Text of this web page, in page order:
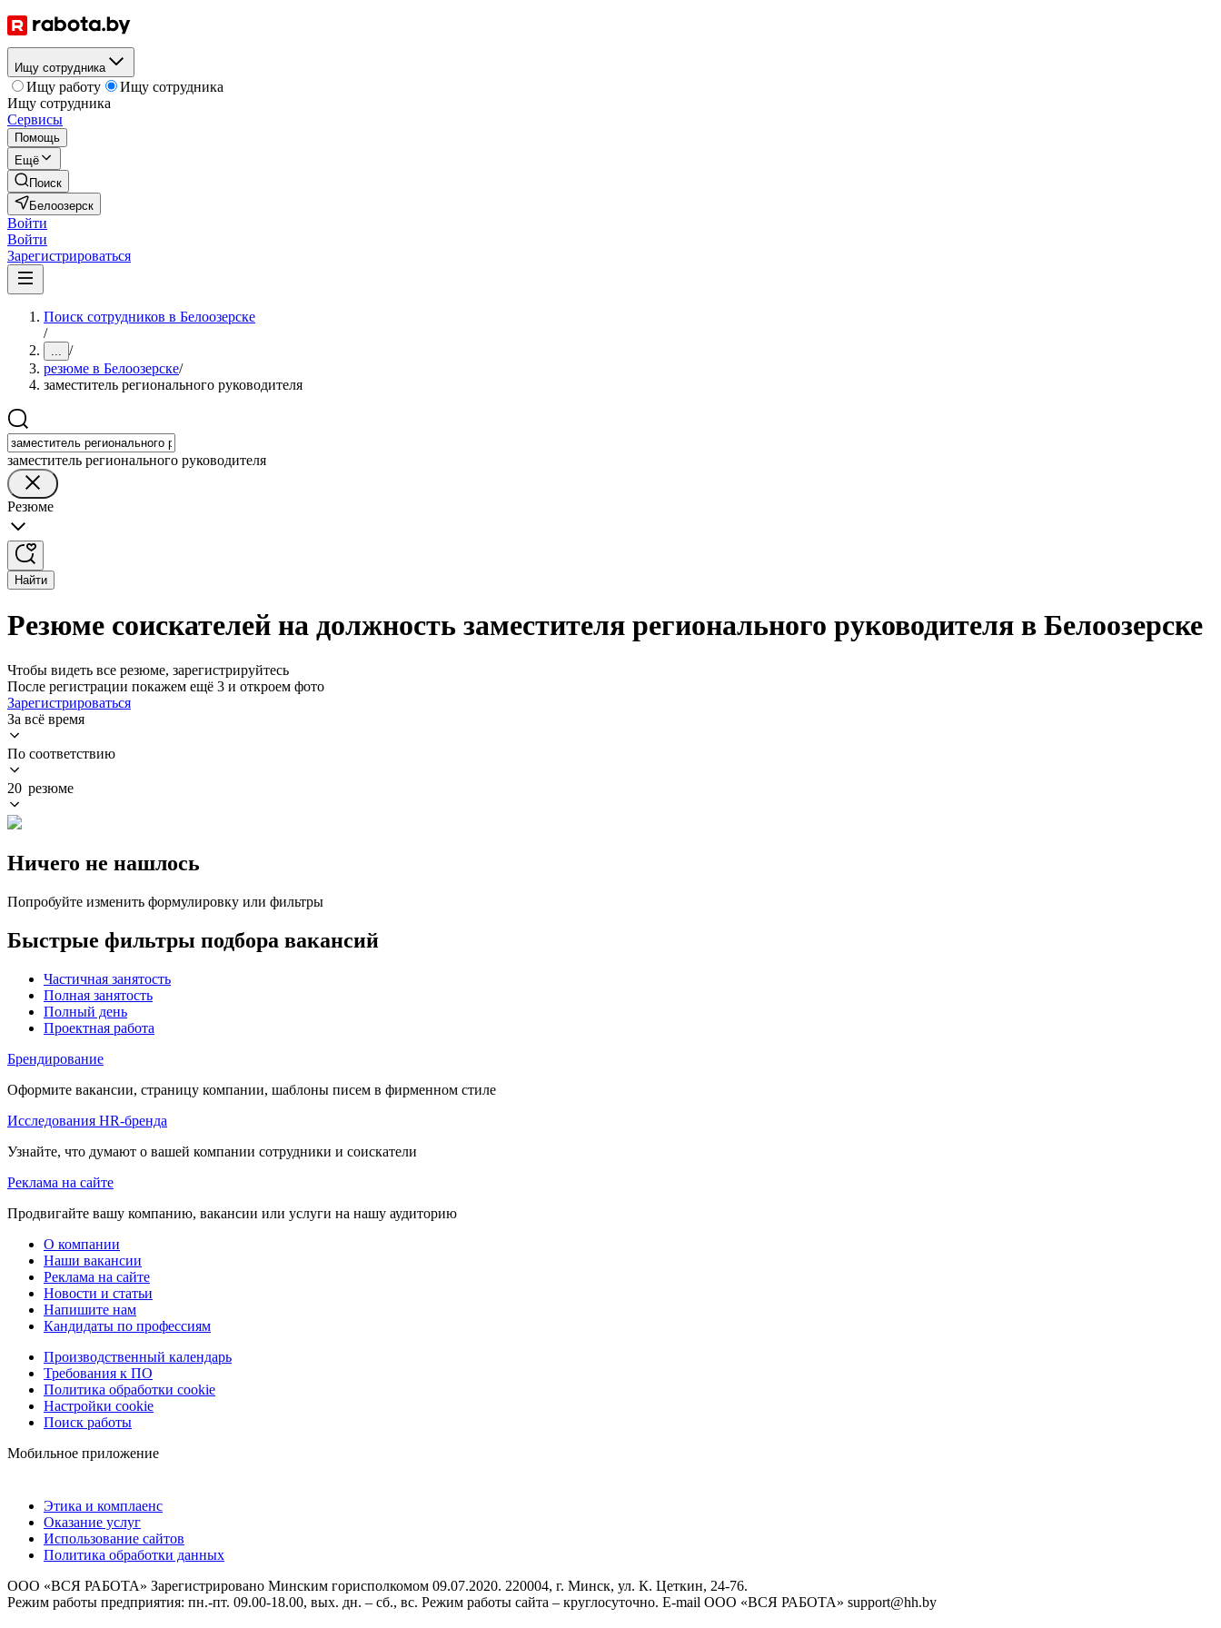
Ищу сотрудника
Ищу работу
Ищу сотрудника
Ищу сотрудника
Сервисы
Помощь
Ещё
Поиск
Белоозерск
Войти
Войти
Зарегистрироваться
Поиск сотрудников в Белоозерске
/
... /
резюме в Белоозерске/
заместитель регионального руководителя
заместитель регионального руководителя
Резюме
Найти
Резюме соискателей на должность заместителя регионального руководителя в Белоозерске
Чтобы видеть все резюме, зарегистрируйтесь
После регистрации покажем ещё 3 и откроем фото
Зарегистрироваться
За всё время
По соответствию
20 резюме
Ничего не нашлось
Попробуйте изменить формулировку или фильтры
Быстрые фильтры подбора вакансий
Частичная занятость
Полная занятость
Полный день
Проектная работа
Брендирование
Оформите вакансии, страницу компании, шаблоны писем в фирменном стиле
Исследования HR-бренда
Узнайте, что думают о вашей компании сотрудники и соискатели
Реклама на сайте
Продвигайте вашу компанию, вакансии или услуги на нашу аудиторию
О компании
Наши вакансии
Реклама на сайте
Новости и статьи
Напишите нам
Кандидаты по профессиям
Производственный календарь
Требования к ПО
Политика обработки cookie
Настройки cookie
Поиск работы
Мобильное приложение
Этика и комплаенс
Оказание услуг
Использование сайтов
Политика обработки данных
ООО «ВСЯ РАБОТА» Зарегистрировано Минским горисполкомом 09.07.2020. 220004, г. Минск, ул. К. Цеткин, 24-76.
Режим работы предприятия: пн.-пт. 09.00-18.00, вых. дн. – сб., вс. Режим работы сайта – круглосуточно. E-mail ООО «ВСЯ РАБОТА» support@hh.by